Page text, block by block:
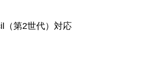
（第2世代）対応